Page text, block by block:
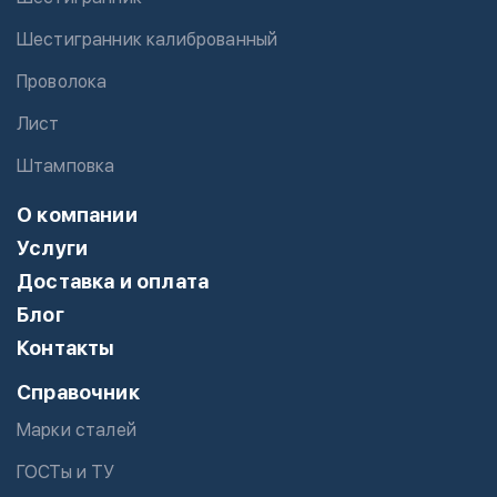
Шестигранник калиброванный
Проволока
Лист
Штамповка
О компании
Услуги
Доставка и оплата
Блог
Контакты
Справочник
Марки сталей
ГОСТы и ТУ